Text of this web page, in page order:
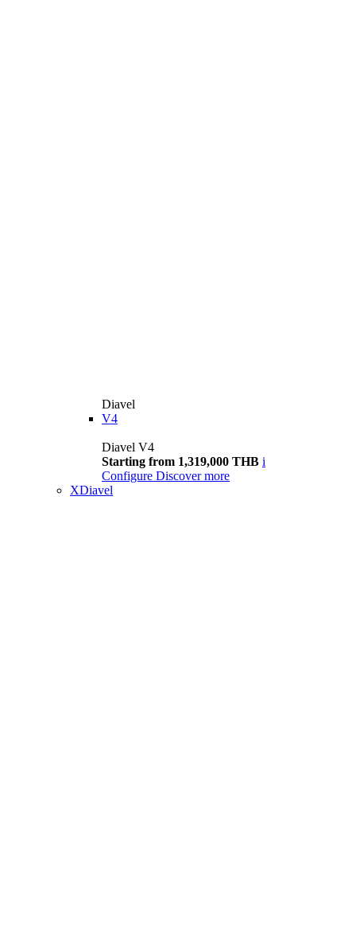
Diavel
V4
Diavel V4
Starting from 1,319,000 THB i
Configure Discover more
XDiavel